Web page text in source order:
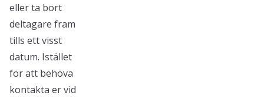
eller ta bort
deltagare fram
tills ett visst
datum. Istället
för att behöva
kontakta er vid